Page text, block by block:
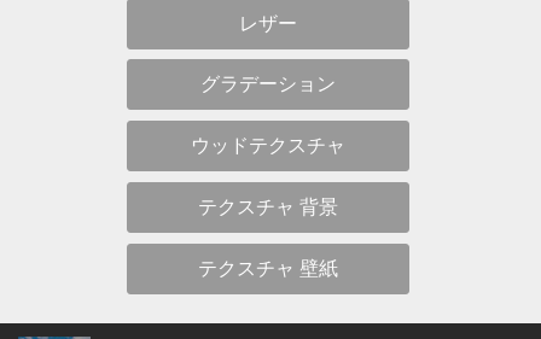
レザー
グラデーション
ウッドテクスチャ
テクスチャ 背景
テクスチャ 壁紙